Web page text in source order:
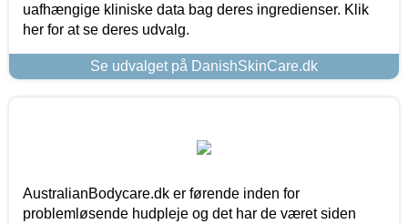
uafhængige kliniske data bag deres ingredienser. Klik
her for at se deres udvalg.
Se udvalget på DanishSkinCare.dk
AustralianBodycare.dk er førende inden for
problemløsende hudpleje og det har de været siden